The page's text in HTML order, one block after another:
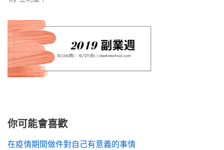
你可能會喜歡
在疫情期間做件對自己有意義的事情